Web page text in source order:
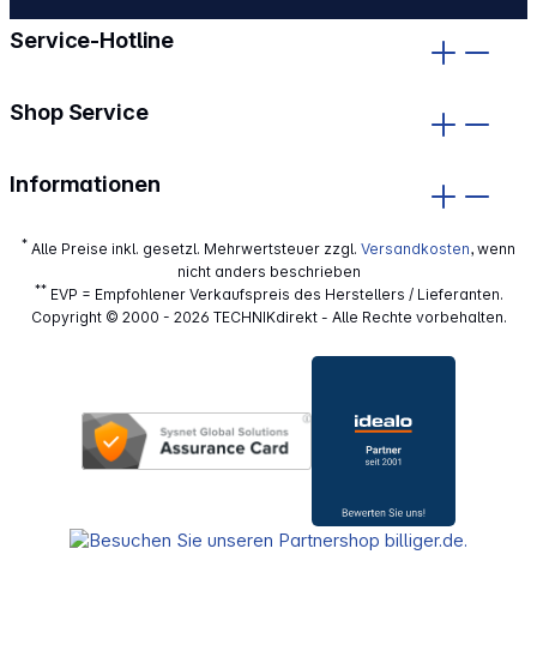
Service-Hotline
Shop Service
Informationen
* Alle Preise inkl. gesetzl. Mehrwertsteuer zzgl. Versandkosten, wenn
nicht anders beschrieben
**EVP = Empfohlener Verkaufspreis des Herstellers / Lieferanten.
Copyright © 2000 - 2026 TECHNIKdirekt - Alle Rechte vorbehalten.